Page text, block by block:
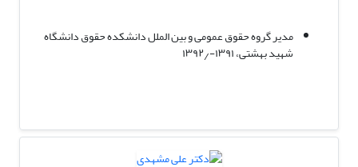
مدیر گروه حقوق عمومی و بین الملل دانشکده حقوق دانشگاه
شهید بهشتی، ۱۳۹۱-۱۳۹۲٫